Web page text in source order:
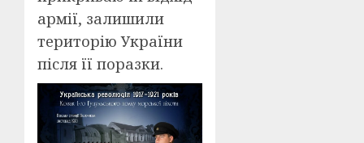
армії, залишили
територію України
після її поразки.